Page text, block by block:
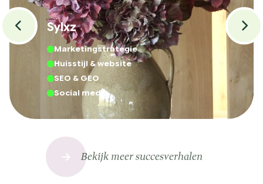
Sylxz
Marketingstrategie
Huisstijl & website
SEO & GEO
Social media
Bekijk meer succesverhalen